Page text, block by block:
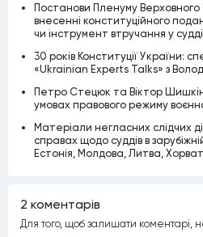
Постанови Пленуму Верховного
внесенні конституційного
чи інструмент втручання у
30 років Конституції України:
«Ukrainian Experts Talks» з
Петро Стецюк та Віктор
умовах правового режиму
Матеріали негласних слідчих
справах щодо суддів в
Естонія, Молдова, Литва,
2 коментарiв
Для того, щоб залишати коментарi,